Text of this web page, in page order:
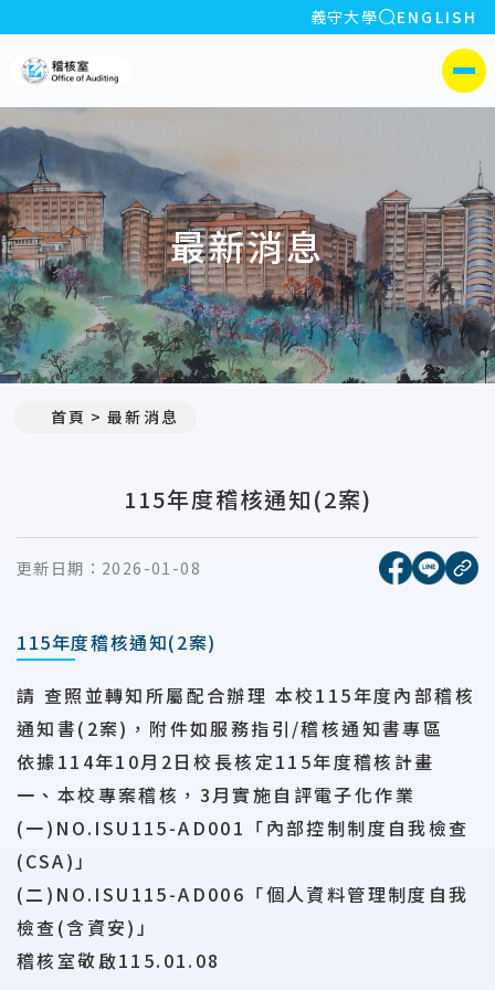
:::
義守大學 全站搜索
ENGLISH
側選單
最新消息
首頁 最新消息
115年度稽核通知(2案)
更新日期： 2026-01-08 [另開新
[另開
複
115年度稽核通知(2案)
請 查照並轉知所屬配合辦理 本校115年度內部稽核
通知書(2案)，附件如服務指引/稽核通知書專區
依據114年10月2日校長核定115年度稽核計畫
一、本校專案稽核，3月實施自評電子化作業
(一)NO.ISU115-AD001「內部控制制度自我檢查
(CSA)」
(二)NO.ISU115-AD006「個人資料管理制度自我
檢查(含資安)」
稽核室敬啟115.01.08